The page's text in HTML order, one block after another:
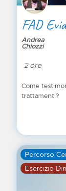
FAD
Andrea
Chiozzi
2 ore
Come
trattamenti?
Percorso
Esercizio